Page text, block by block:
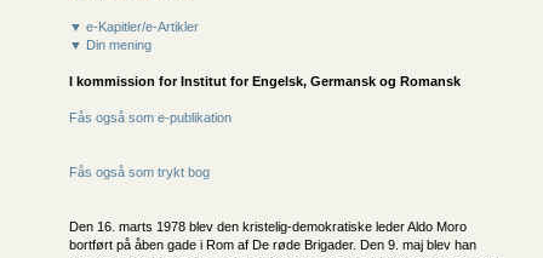
▼ e-Kapitler/e-Artikler
▼ Din mening
I kommission forInstitut for Engelsk, Germansk og Romansk
Fås også som e-publikation
Fås også som trykt bog
Den 16. marts 1978 blev den kristelig-demokratiske leder Aldo Moro
bortført på åben gade i Rom af De røde Brigader. Den 9. maj blev han